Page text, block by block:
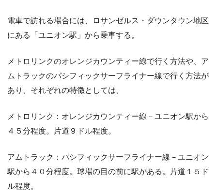
電車で訪れる場合には、ロサンゼルス・ダウンタウン地区
にある
「ユニオン駅」 から乗車する。
メトロリンクのオレンジカウンティー線で行く方法や、ア
ムトラックのパシフィックサーフライナー線で行く方法が
あり、それぞれの特徴としては、
メトロリンク：オレンジカウンティー線 －ユニオン駅から
４５分程度。片道９ドル程度。
アムトラック：パシフィックサーフライナー線 －ユニオン
駅から４０分程度。球場の目の前に駅がある。片道１５ド
ル程度。